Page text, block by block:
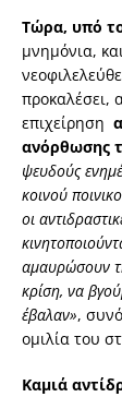
Τώρα, υπό
μνημόνια,
προκαλέσει,
επιχείρηση
ανόρθωσης
ψευδούς
κοινού
οι
αμαυρώσουν
κρίση, να
έβαλαν»,
ομιλία του
Καμιά